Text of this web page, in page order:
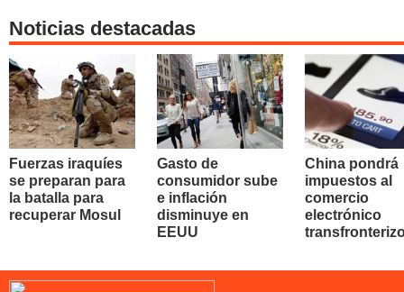
Noticias destacadas
Fuerzas iraquíes
se preparan para
la batalla para
recuperar Mosul
Gasto de
consumidor sube
e inflación
disminuye en
EEUU
China pondrá
impuestos al
comercio
electrónico